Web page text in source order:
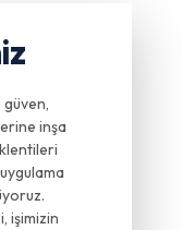
güven,
inşa
işimizin